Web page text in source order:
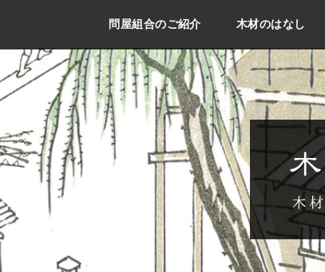
問屋組合のご紹介 木材のはなし